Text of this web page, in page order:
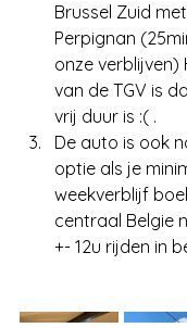
Brussel Zuid
Perpignan
onze verblijven)
van de TGV is
vrij duur is :( .
De auto is ook
optie als je
weekverblijf
centraal Belgie
+- 12u rijden in